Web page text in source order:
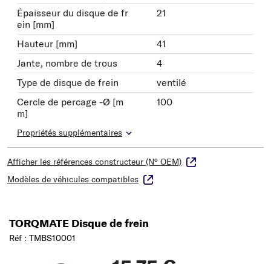
Épaisseur du disque de fr
ein [mm]
21
Hauteur [mm]
41
Jante, nombre de trous
4
Type de disque de frein
ventilé
Cercle de percage -Ø [m
m]
100
Propriétés supplémentaires
Afficher les références constructeur (N° OEM)
Modèles de véhicules compatibles
TORQMATE Disque de frein
Réf : TMBS10001